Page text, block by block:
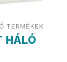
TERMÉKEK
HÁLÓ